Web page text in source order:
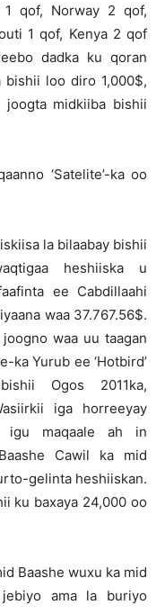
1 qof, Norway 2 qof,
1 qof, Kenya 2 qof
dadka ku qoran
bishii loo diro 1,000$,
midkiiba bishii
‘Satelite’-ka oo
la bilaabay bishii
heshiiska u
ee Cabdillaahi
waa 37.767.56$.
waa uu taagan
ka Yurub ee ‘Hotbird’
Ogos 2011ka,
iga horreeyay
igu maqaale ah in
Cawil ka mid
gelinta heshiiskan.
ku baxaya 24,000 oo
Baashe wuxu ka mid
ama la buriyo